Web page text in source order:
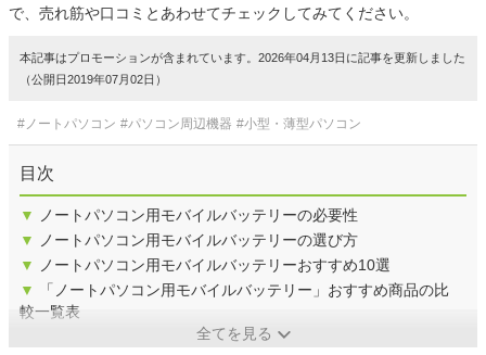
で、売れ筋や口コミとあわせてチェックしてみてください。
本記事はプロモーションが含まれています。2026年04月13日に記事を更新しました
（公開日2019年07月02日）
#ノートパソコン #パソコン周辺機器 #小型・薄型パソコン
目次
▼
ノートパソコン用モバイルバッテリーの必要性
▼
ノートパソコン用モバイルバッテリーの選び方
▼
ノートパソコン用モバイルバッテリーおすすめ10選
▼
「ノートパソコン用モバイルバッテリー」おすすめ商品の比
較一覧表
全てを見る